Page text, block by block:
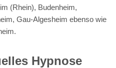
(Rhein), Budenheim,
Gau-Algesheim ebenso wie
Hypnose